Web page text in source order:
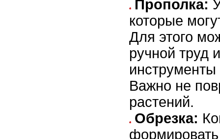
Прополка:
которые
Для этого
ручной труд
Важно не
растений.
Обрезка: